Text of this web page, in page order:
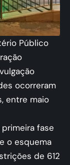
Público
ocorreram
entre maio
fase
o esquema
de 612